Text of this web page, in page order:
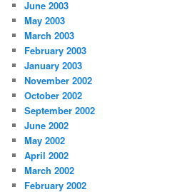
June 2003
May 2003
March 2003
February 2003
January 2003
November 2002
October 2002
September 2002
June 2002
May 2002
April 2002
March 2002
February 2002